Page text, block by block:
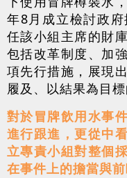
年8月成立檢討政
任該小組主席的財
包括改革制度、加
項先行措施，展現
履及、以結果為目標
對於冒牌飲用水事
進行跟進，更從中
立專責小組對整個
在事件上的擔當與前